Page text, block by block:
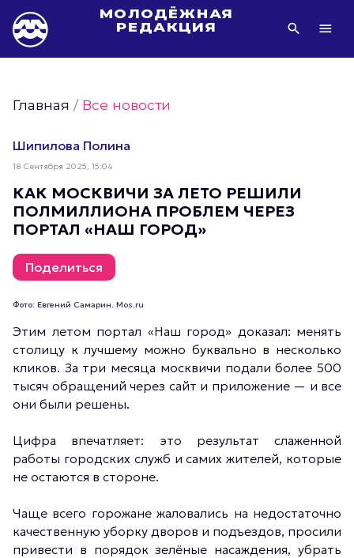
МОЛОДЁЖНАЯ
РЕДАКЦИЯ
Фото Молодёжи Москвы
Фотогалереи Молодёжи Москвы
Статьи Молодёжи Москвы
Молодёжь Москвы культурная
Молодёжь Москвы спортивная
Молодёжь Москвы в движении
Молодёжь Москвы здоровая
Молодёжь Москвы профессиональная
Молодёжь Москвы туристическая
Все новости
Главная /Все новости
Шипилова Полина
18 Сентября 2025, 15:04
КАК МОСКВИЧИ ЗА ЛЕТО РЕШИЛИ
ПОЛМИЛЛИОНА ПРОБЛЕМ ЧЕРЕЗ
ПОРТАЛ «НАШ ГОРОД»
Поделиться
Фото: Евгений Самарин. Mos.ru
Этим летом портал «Наш город» доказал: менять
столицу к лучшему можно буквально в несколько
кликов. За три месяца москвичи подали более 500
тысяч обращений через сайт и приложение — и все
они были решены.
Цифра впечатляет: это результат слаженной
работы городских служб и самих жителей, которые
не остаются в стороне.
Чаще всего горожане жаловались на недостаточно
качественную уборку дворов и подъездов, просили
привести в порядок зелёные насаждения, убрать